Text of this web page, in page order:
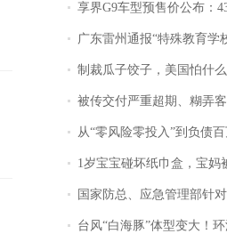
享界G9车型预售价公布：
广东雷州通报“特殊教育学校教师招聘存在违规行为”
制裁瓜子饺子，美国怕什么
被传交付严重超期、糊弄客户，知名独角兽车企创始人回应：都没证据，将依法采取措施，“
从“零风险零投入”到负债百万：一个养牛项目崩盘后，谁
1岁宝宝碰坏纸巾盒，宝妈被酒店要求赔付924元！三亚一酒店回
国家防总、应急管理部针对浙江福建启动
台风“白海豚”体型变大！环流面积